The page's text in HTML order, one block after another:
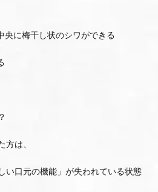
に梅干し状のシワができる
は、
い口元の機能」が失われている状態